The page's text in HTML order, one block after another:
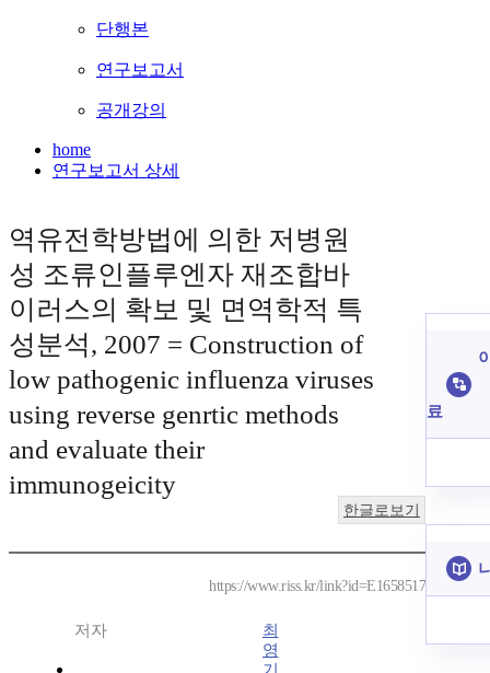
단행본
연구보고서
공개강의
home
연구보고서 상세
역유전학방법에 의한 저병원
성 조류인플루엔자 재조합바
이러스의 확보 및 면역학적 특
성분석, 2007 = Construction of
low pathogenic influenza viruses
using reverse genrtic methods
and evaluate their
immunogeicity
한글로보기
https://www.riss.kr/link?id=E1658517
저자
최
영
료